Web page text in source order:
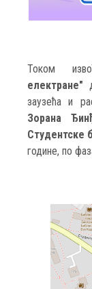
Током
електране"
заузећа и
Зорана
Студентске
године, по